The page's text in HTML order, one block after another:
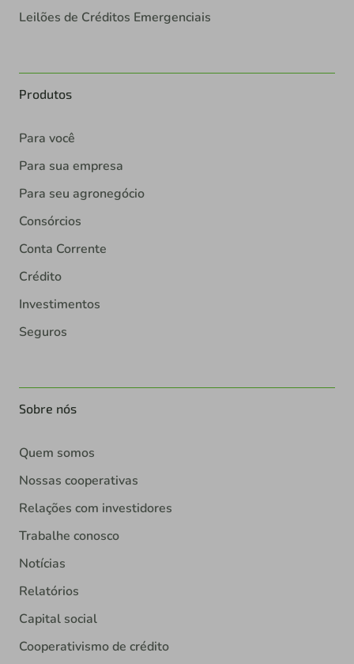
Leilões de Créditos Emergenciais
Produtos
Para você
Para sua empresa
Para seu agronegócio
Consórcios
Conta Corrente
Crédito
Investimentos
Seguros
Sobre nós
Quem somos
Nossas cooperativas
Relações com investidores
Trabalhe conosco
Notícias
Relatórios
Capital social
Cooperativismo de crédito